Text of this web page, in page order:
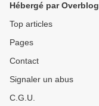
Hébergé par Overblog
Top articles
Pages
Contact
Signaler un abus
C.G.U.